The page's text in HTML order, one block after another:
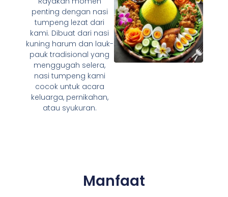
penting dengan nasi
tumpeng lezat dari
kami. Dibuat dari nasi
kuning harum dan lauk-
pauk tradisional yang
menggugah selera,
nasi tumpeng kami
cocok untuk acara
keluarga, pernikahan,
atau syukuran.
Manfaat